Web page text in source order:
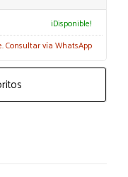
¡Disponible!
Consultar vía WhatsApp